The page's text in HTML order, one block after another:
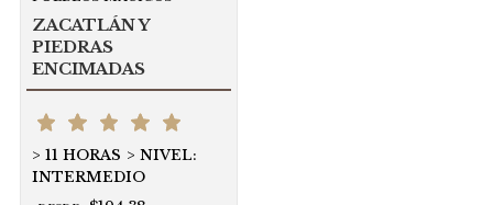
ZACATLÁN Y
PIEDRAS
ENCIMADAS
11 HORAS
NIVEL:
INTERMEDIO